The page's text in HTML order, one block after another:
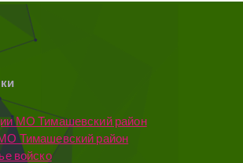
МО Тимашевский район
Тимашевский район
войско